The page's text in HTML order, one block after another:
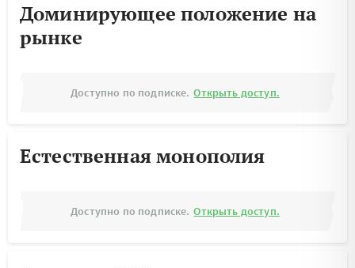
Доминирующее положение на
рынке
Доступно по подписке. Открыть доступ.
Естественная монополия
Доступно по подписке. Открыть доступ.